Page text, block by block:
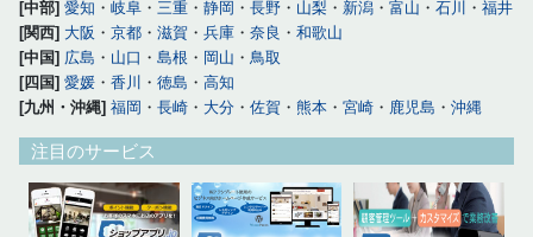
[中部] 愛知 ・岐阜 ・三重 ・静岡 ・長野 ・ 山梨 ・ 新潟 ・富山 ・石川 ・福井
[関西] 大阪 ・京都 ・滋賀 ・兵庫 ・奈良 ・和歌山
[中国] 広島 ・ 山口 ・島根 ・ 岡山 ・鳥取
[四国] 愛媛 ・香川 ・徳島 ・高知
[九州・沖縄] 福岡 ・長崎 ・ 大分 ・佐賀 ・熊本 ・宮崎 ・ 鹿児島 ・沖縄
注目のサービス